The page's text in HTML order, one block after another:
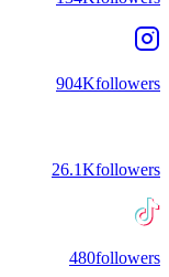
904Kfollowers
26.1Kfollowers
480followers